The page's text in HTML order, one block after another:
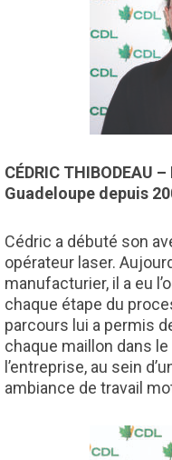
CÉDRIC THIBODEAU
Guadeloupe depuis
Cédric a débuté son
opérateur laser.
manufacturier, il a eu
chaque étape du
parcours lui a permis
chaque maillon dans
l’entreprise, au sein
ambiance de travail